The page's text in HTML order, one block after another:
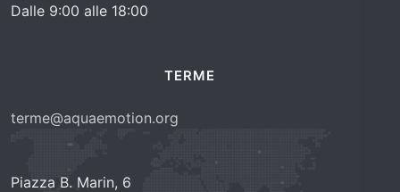
Dalle 9:00 alle 18:00
TERME
terme@aquaemotion.org
Piazza B. Marin, 6